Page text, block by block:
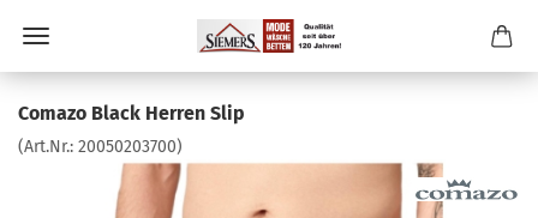
Comazo Black Herren Slip
(Art.Nr.: 20050203700)